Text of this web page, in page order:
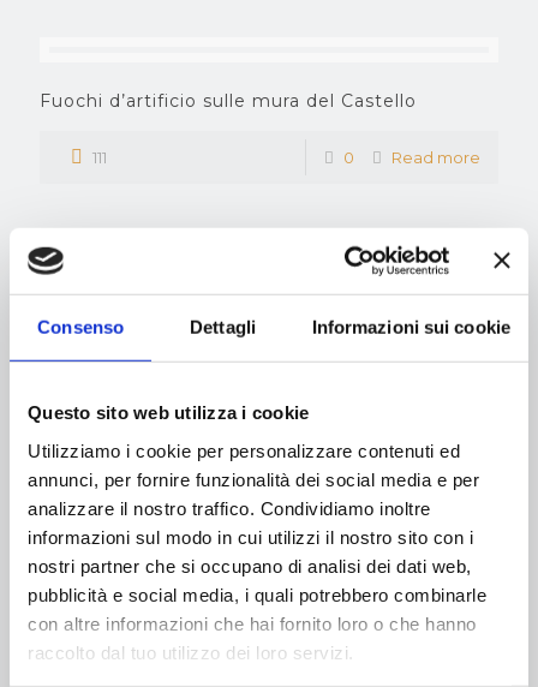
Consenso Dettagli Informazioni sui cookie
Questo sito web utilizza i cookie
Utilizziamo i cookie per personalizzare contenuti ed
annunci, per fornire funzionalità dei social media e per
analizzare il nostro traffico. Condividiamo inoltre
informazioni sul modo in cui utilizzi il nostro sito con i
nostri partner che si occupano di analisi dei dati web,
pubblicità e social media, i quali potrebbero combinarle
con altre informazioni che hai fornito loro o che hanno
raccolto dal tuo utilizzo dei loro servizi.
Fuochi d’artificio sulle mura del Castello
111 0 Read more
I Tamburini di Monteriggioni
Prev page
2 3 5 6
9 10 11
Next page